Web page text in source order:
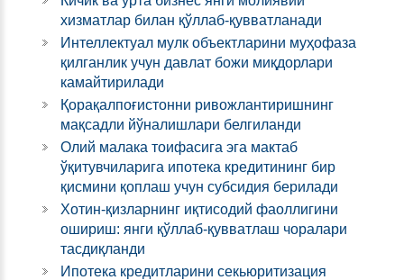
хизматлар билан қўллаб-қувватланади
Интеллектуал мулк объектларини муҳофаза
қилганлик учун давлат божи миқдорлари
камайтирилади
Қорақалпоғистонни ривожлантиришнинг
мақсадли йўналишлари белгиланди
Олий малака тоифасига эга мактаб
ўқитувчиларига ипотека кредитининг бир
қисмини қоплаш учун субсидия берилади
Хотин-қизларнинг иқтисодий фаоллигини
ошириш: янги қўллаб-қувватлаш чоралари
тасдиқланди
Ипотека кредитларини секьюритизация